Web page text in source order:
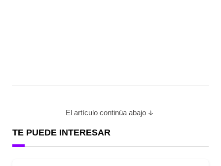
El artículo continúa abajo
TE PUEDE INTERESAR